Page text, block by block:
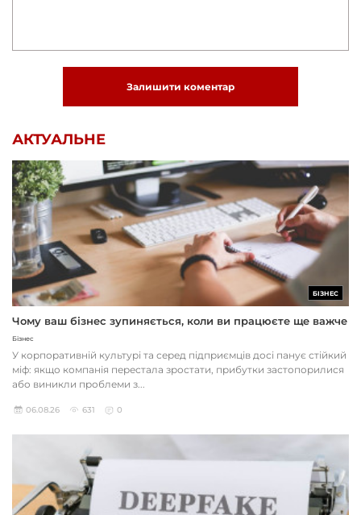
Залишити коментар
АКТУАЛЬНЕ
БІЗНЕС
Чому ваш бізнес зупиняється, коли ви працюєте ще важче
Бізнес
У корпоративній культурі та серед підприємців досі панує стійкий
міф: якщо компанія перестала зростати, прибутки застопорилися
або виникли проблеми з...
06.08.26 631 0